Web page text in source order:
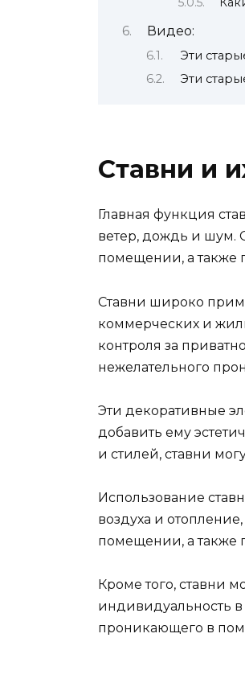
Видео:
Эти
Эти
Ставни и
Главная функция
ветер, дождь и шум.
помещении, а также
Ставни широко
коммерческих и
контроля за
нежелательного
Эти декоративные
добавить ему
и стилей, ставни
Использование
воздуха и
помещении, а также
Кроме того, ставни
индивидуальность в
проникающего в